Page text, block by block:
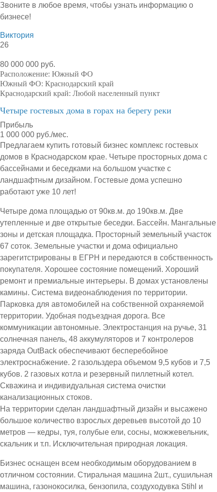
Звоните в любое время, чтобы узнать информацию о
бизнесе!
Виктория
26
80 000 000 руб.
Расположение: Южный ФО
Южный ФО: Краснодарский край
Краснодарский край: Любой населенный пункт
Четыре гостевых дома в горах на берегу реки
Прибыль
1 000 000 руб./мес.
Предлагаем купить готовый бизнес комплекс гостевых
домов в Краснодарском крае. Четыре просторных дома с
бассейнами и беседками на большом участке с
ландшафтным дизайном. Гостевые дома успешно
работают уже 10 лет!
Четыре дома площадью от 90кв.м. до 190кв.м. Две
утепленные и две открытые беседки. Бассейн. Мангальные
зоны и детская площадка. Просторный земельный участок
67 соток. Земельные участки и дома официально
зарегитстрированы в ЕГРН и передаются в собственность
покупателя. Хорошее состояние помещений. Хороший
ремонт и премиальные интерьеры. В домах установлены
камины. Система видеонаблюдения по территории.
Парковка для автомобилей на собственной охраняемой
территории. Удобная подъездная дорога. Все
коммуникации автономные. Электростанция на ручье, 31
солнечная панель, 48 аккумуляторов и 7 контролеров
заряда OutBack обеспечивают бесперебойное
электроснабжение. 2 газольздера объемом 9,5 кубов и 7,5
кубов. 2 газовых котла и резервный пиллетный котел.
Скважина и индивидуальная система очистки
канализационных стоков.
На территории сделан ландшафтный дизайн и высажено
большое количество взрослых деревьев высотой до 10
метров — кедры, туя, голубые ели, сосны, можжевельник,
скальник и т.п. Исключительная природная локация.
Бизнес оснащен всем необходимым оборудованием в
отличном состоянии. Стиральная машина 2шт., сушильная
машина, газонокосилка, бензопила, создуходувка Stihl и